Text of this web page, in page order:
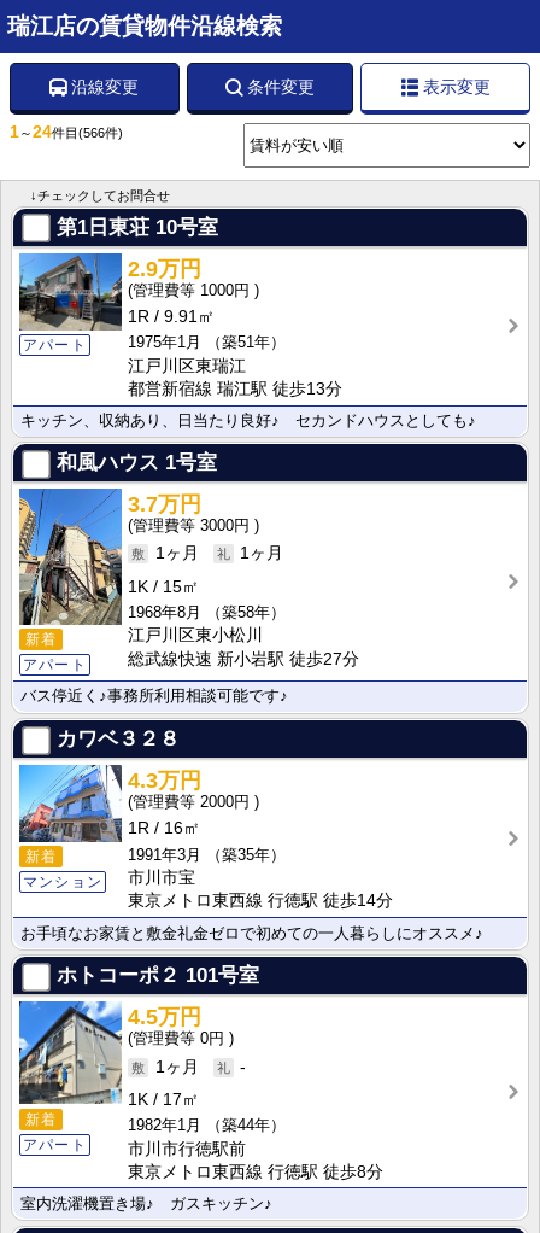
瑞江店の賃貸物件沿線検索
沿線変更 条件変更 表示変更
1～24件目 (566件)
↓チェックしてお問合せ
第1日東荘 10号室
アパート
2.9万円
1000円
1R
9.91㎡
1975年1月
（築51年）
江戸川区東瑞江
都営新宿線 瑞江駅 徒歩13分
キッチン、収納あり、日当たり良好♪ セカンドハウスとしても♪
和風ハウス 1号室
新着
アパート
3.7万円
3000円
1ヶ月
1ヶ月
1K
15㎡
1968年8月
（築58年）
江戸川区東小松川
総武線快速 新小岩駅 徒歩27分
バス停近く♪事務所利用相談可能です♪
カワベ３２８
新着
マンション
4.3万円
2000円
1R
16㎡
1991年3月
（築35年）
市川市宝
東京メトロ東西線 行徳駅 徒歩14分
お手頃なお家賃と敷金礼金ゼロで初めての一人暮らしにオススメ♪
ホトコーポ２ 101号室
新着
アパート
4.5万円
0円
1ヶ月
-
1K
17㎡
1982年1月
（築44年）
市川市行徳駅前
東京メトロ東西線 行徳駅 徒歩8分
室内洗濯機置き場♪ ガスキッチン♪